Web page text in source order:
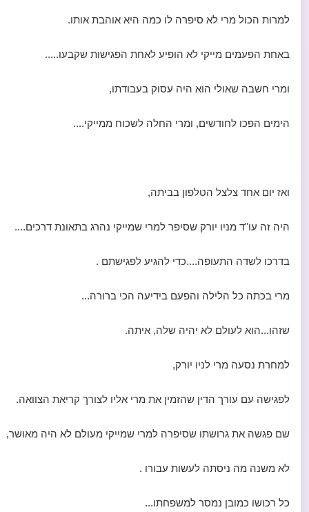
למרות הכול מרי לא סיפרה לו כמה היא אוהבת אותו.
באחת הפעמים מייקי לא הופיע לאחת הפגישות שקבעו.....
ומרי חשבה שאולי הוא היה עסוק בעבודתו,
הימים הפכו לחודשים, ומרי החלה לשכוח ממייקי....
ואז יום אחד צלצל הטלפון בביתה,
היה זה עו"ד מניו יורק שסיפר למרי שמייקי נהרג בתאונת דרכים....
בדרכו לשדה התעופה....כדי להגיע לפגישתם .
מרי בכתה כל הלילה והפעם בידיעה הכי ברורה...
שזהו...הוא לעולם לא יהיה שלה, איתה.
למחרת נסעה מרי לניו יורק,
לפגישה עם עורך הדין שהזמין את מרי אליו לצורך קריאת הצוואה.
שם פגשה את גרושתו שסיפרה למרי שמייקי מעולם לא היה מאושר,
לא משנה מה ניסתה לעשות עבורו .
כל רכושו כמובן נמסר למשפחתו...